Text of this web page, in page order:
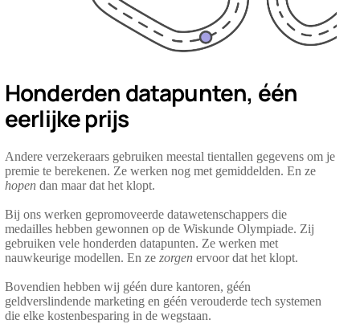
Honderden datapunten, één
eerlijke prijs
Andere verzekeraars gebruiken meestal tientallen gegevens om je
premie te berekenen. Ze werken nog met gemiddelden. En ze
hopen dan maar dat het klopt.
Bij ons werken gepromoveerde datawetenschappers die
medailles hebben gewonnen op de Wiskunde Olympiade. Zij
gebruiken vele honderden datapunten. Ze werken met
nauwkeurige modellen. En ze zorgen ervoor dat het klopt.
Bovendien hebben wij géén dure kantoren, géén
geldverslindende marketing en géén verouderde tech systemen
die elke kostenbesparing in de wegstaan.